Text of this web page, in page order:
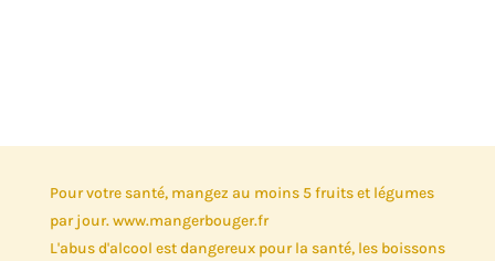
Pour votre santé, mangez au moins 5 fruits et légumes
par jour. www.mangerbouger.fr
L'abus d'alcool est dangereux pour la santé, les boissons